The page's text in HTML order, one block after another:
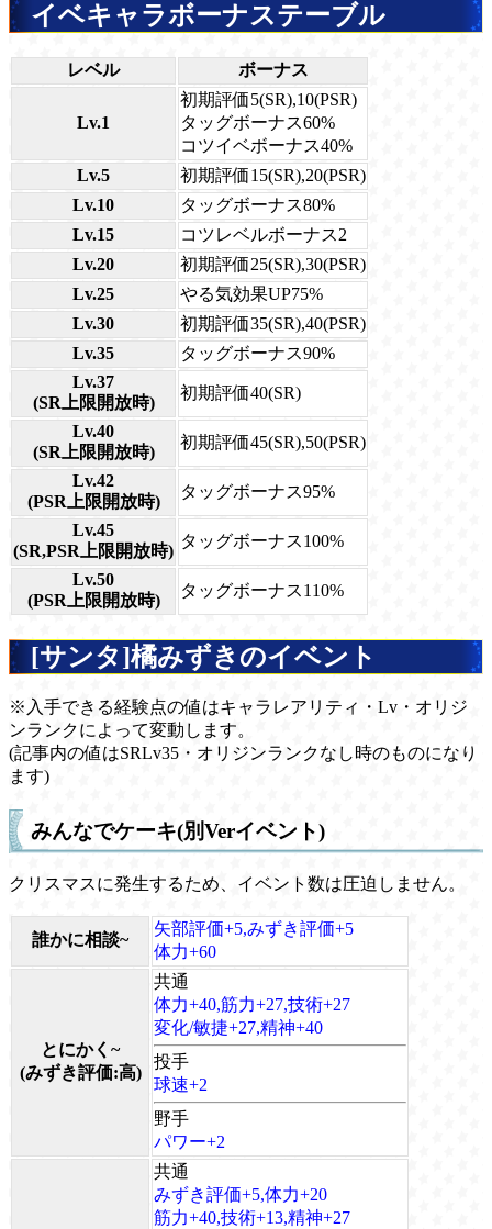
イベキャラボーナステーブル
レベル ボーナス
Lv.1
初期評価5(SR),10(PSR)
タッグボーナス60%
コツイベボーナス40%
Lv.5
初期評価15(SR),20(PSR)
Lv.10
タッグボーナス80%
Lv.15
コツレベルボーナス2
Lv.20
初期評価25(SR),30(PSR)
Lv.25
やる気効果UP75%
Lv.30
初期評価35(SR),40(PSR)
Lv.35
タッグボーナス90%
Lv.37
(SR上限開放時)
初期評価40(SR)
Lv.40
(SR上限開放時)
初期評価45(SR),50(PSR)
Lv.42
(PSR上限開放時)
タッグボーナス95%
Lv.45
(SR,PSR上限開放時)
タッグボーナス100%
Lv.50
(PSR上限開放時)
タッグボーナス110%
[サンタ]橘みずきのイベント
※入手できる経験点の値はキャラレアリティ・Lv・オリジ
ンランクによって変動します。
(記事内の値はSRLv35・オリジンランクなし時のものになり
ます)
みんなでケーキ(別Verイベント)
クリスマスに発生するため、イベント数は圧迫しません。
誰かに相談~
矢部評価+5,みずき評価+5
体力+60
とにかく~
(みずき評価:高)
共通
体力+40,筋力+27,技術+27
変化/敏捷+27,精神+40
投手
球速+2
野手
パワー+2
共通
みずき評価+5,体力+20
筋力+40,技術+13,精神+27